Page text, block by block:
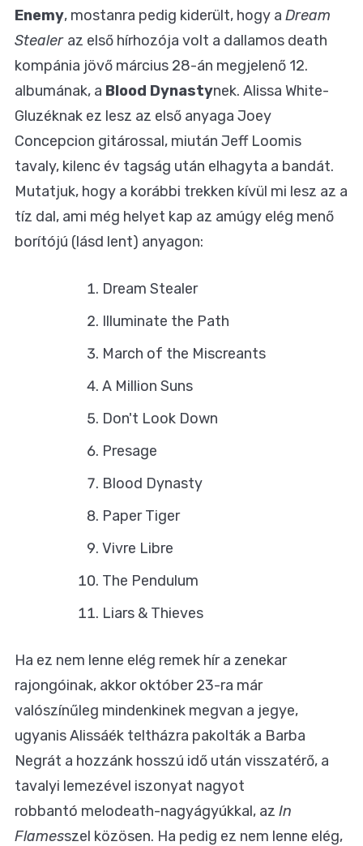
Enemy, mostanra pedig kiderült, hogy a Dream
Stealer az első hírhozója volt a dallamos death
kompánia jövő március 28-án megjelenő 12.
albumának, a Blood Dynastynek. Alissa White-
Gluzéknak ez lesz az első anyaga Joey
Concepcion gitárossal, miután Jeff Loomis
tavaly, kilenc év tagság után elhagyta a bandát.
Mutatjuk, hogy a korábbi trekken kívül mi lesz az a
tíz dal, ami még helyet kap az amúgy elég menő
borítójú (lásd lent) anyagon:
Dream Stealer
Illuminate the Path
March of the Miscreants
A Million Suns
Don't Look Down
Presage
Blood Dynasty
Paper Tiger
Vivre Libre
The Pendulum
Liars & Thieves
Ha ez nem lenne elég remek hír a zenekar
rajongóinak, akkor október 23-ra már
valószínűleg mindenkinek megvan a jegye,
ugyanis Alissáék teltházra pakolták a Barba
Negrát a hozzánk hosszú idő után visszatérő, a
tavalyi lemezével iszonyat nagyot
robbantó melodeath-nagyágyúkkal, az In
Flamesszel közösen. Ha pedig ez nem lenne elég,